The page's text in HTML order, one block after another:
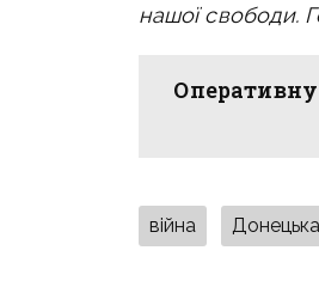
нашої свободи.
війна